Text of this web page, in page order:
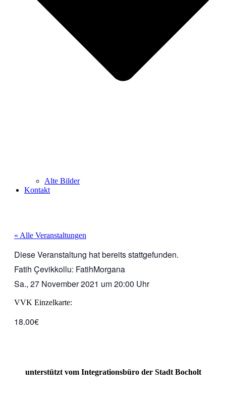
Alte Bilder
Kontakt
« Alle Veranstaltungen
Diese Veranstaltung hat bereits stattgefunden.
Fatih Çevikkollu: FatihMorgana
Sa., 27 November 2021 um20:00 Uhr
VVK Einzelkarte:
18.00€
unterstützt vomIntegrationsbüro der Stadt Bocholt